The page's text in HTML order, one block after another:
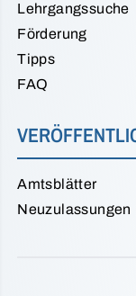
Lehrgangssuche
Förderung
Tipps
FAQ
Amtsblätter
Neuzulassungen